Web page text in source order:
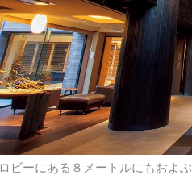
ロビーにある８メートルにもおよ